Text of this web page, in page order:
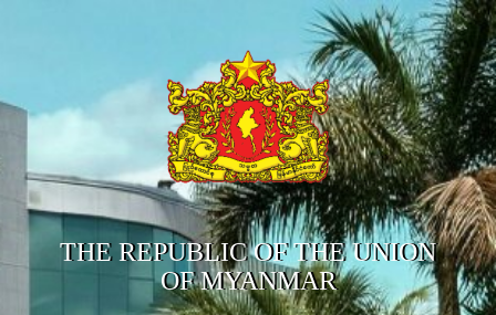
THE REPUBLIC OF THE UNION
OF MYANMAR